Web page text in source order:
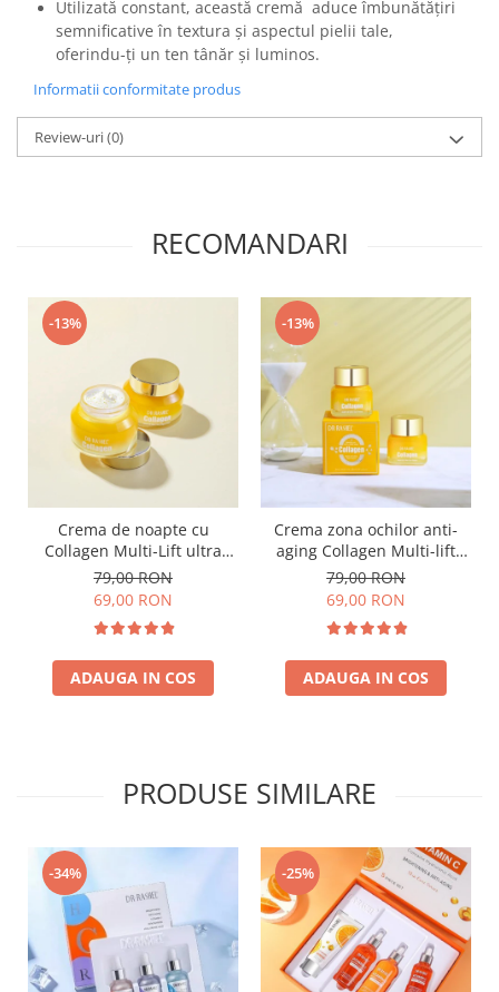
Utilizată constant, această cremă aduce îmbunătățiri
semnificative în textura și aspectul pielii tale,
oferindu-ți un ten tânăr și luminos.
Informatii conformitate produs
Review-uri(0)
RECOMANDARI
-13%
Crema de noapte cu
Collagen Multi-Lift ultra
night cream - 50g
79,00 RON
69,00 RON
ADAUGA IN COS
-13%
Crema zona ochilor anti-
aging Collagen Multi-lift
ultra eye cream 15g
79,00 RON
69,00 RON
ADAUGA IN COS
PRODUSE SIMILARE
-34% -25%